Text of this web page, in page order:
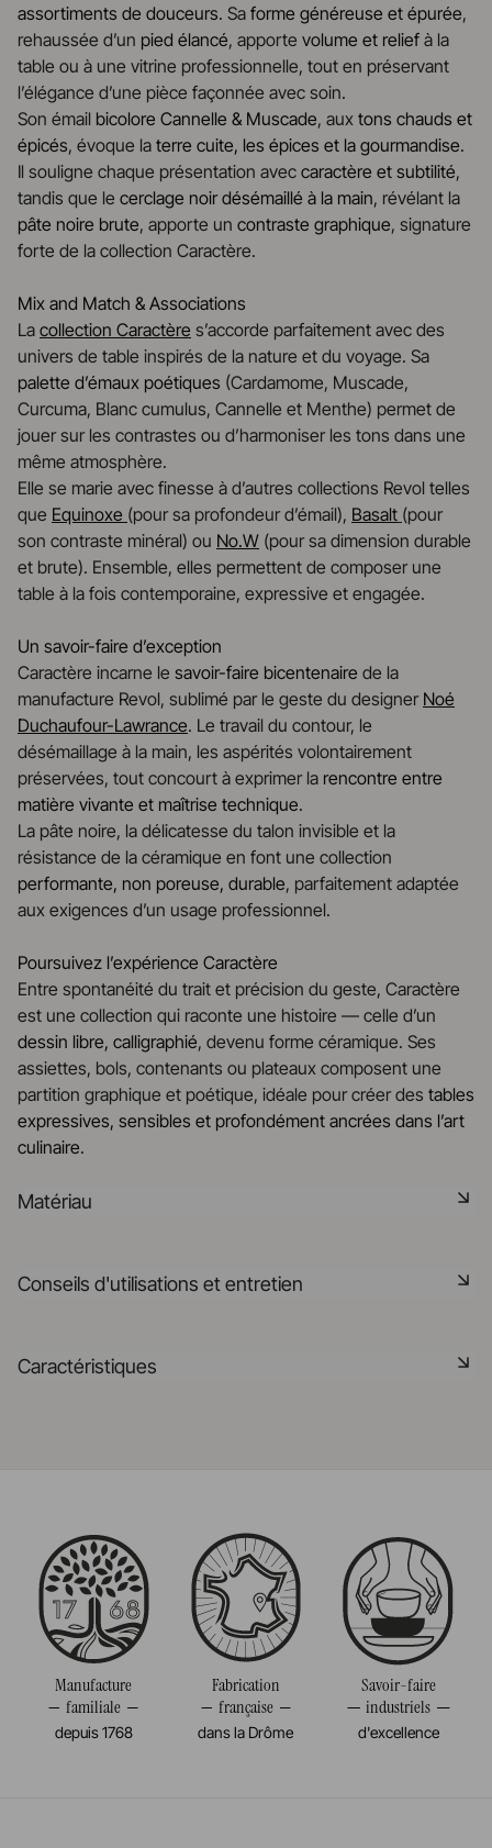
assortiments de douceurs. Sa forme généreuse et épurée,
rehaussée d’un pied élancé, apporte volume et relief à la
table ou à une vitrine professionnelle, tout en préservant
l’élégance d’une pièce façonnée avec soin.
Son émail bicolore Cannelle & Muscade, aux tons chauds et
épicés, évoque la terre cuite, les épices et la gourmandise.
Il souligne chaque présentation avec caractère et subtilité,
tandis que le cerclage noir désémaillé à la main, révélant la
pâte noire brute, apporte un contraste graphique, signature
forte de la collection Caractère.
Mix and Match & Associations
La collection Caractère s’accorde parfaitement avec des
univers de table inspirés de la nature et du voyage. Sa
palette d’émaux poétiques (Cardamome, Muscade,
Curcuma, Blanc cumulus, Cannelle et Menthe) permet de
jouer sur les contrastes ou d’harmoniser les tons dans une
même atmosphère.
Elle se marie avec finesse à d’autres collections Revol telles
que Equinoxe (pour sa profondeur d’émail), Basalt (pour
son contraste minéral) ou No.W (pour sa dimension durable
et brute). Ensemble, elles permettent de composer une
table à la fois contemporaine, expressive et engagée.
Un savoir-faire d’exception
Caractère incarne le savoir-faire bicentenaire de la
manufacture Revol, sublimé par le geste du designer Noé
Duchaufour-Lawrance. Le travail du contour, le
désémaillage à la main, les aspérités volontairement
préservées, tout concourt à exprimer la rencontre entre
matière vivante et maîtrise technique.
La pâte noire, la délicatesse du talon invisible et la
résistance de la céramique en font une collection
performante, non poreuse, durable, parfaitement adaptée
aux exigences d’un usage professionnel.
Poursuivez l’expérience Caractère
Entre spontanéité du trait et précision du geste, Caractère
est une collection qui raconte une histoire — celle d’un
dessin libre, calligraphié, devenu forme céramique. Ses
assiettes, bols, contenants ou plateaux composent une
partition graphique et poétique, idéale pour créer des tables
expressives, sensibles et profondément ancrées dans l’art
culinaire.
Matériau
manufacture REVOL. Elle dispose des mêmes qualités
département R&D
Conseils d'utilisations et entretien
Passe au micro-onde
Résiste au congélateur et aux chocs thermiques
(-20°c)
Pas de cuisson à la flamme, ni gaz, ni électrique
Caractéristiques
Diamètre 23CM
Poids 0,091KG
Manufacture
familiale
depuis 1768
Fabrication
française
dans la Drôme
Savoir-faire
industriels
d'excellence